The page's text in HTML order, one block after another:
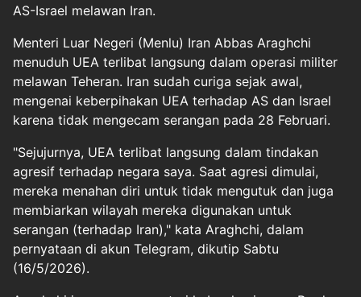
AS-Israel melawan Iran.
Menteri Luar Negeri (Menlu) Iran Abbas Araghchi
menuduh UEA terlibat langsung dalam operasi militer
melawan Teheran. Iran sudah curiga sejak awal,
mengenai keberpihakan UEA terhadap AS dan Israel
karena tidak mengecam serangan pada 28 Februari.
"Sejujurnya, UEA terlibat langsung dalam tindakan
agresif terhadap negara saya. Saat agresi dimulai,
mereka menahan diri untuk tidak mengutuk dan juga
membiarkan wilayah mereka digunakan untuk
serangan (terhadap Iran)," kata Araghchi, dalam
pernyataan di akun Telegram, dikutip Sabtu
(16/5/2026).